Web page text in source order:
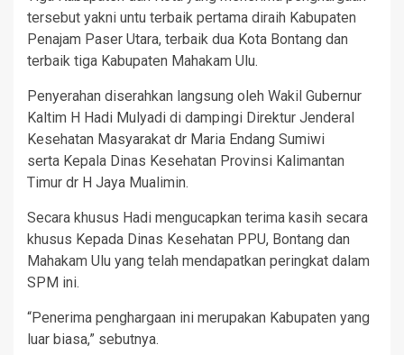
tersebut yakni untu terbaik pertama diraih Kabupaten
Penajam Paser Utara, terbaik dua Kota Bontang dan
terbaik tiga Kabupaten Mahakam Ulu.
Penyerahan diserahkan langsung oleh Wakil Gubernur
Kaltim H Hadi Mulyadi di dampingi Direktur Jenderal
Kesehatan Masyarakat dr Maria Endang Sumiwi
serta Kepala Dinas Kesehatan Provinsi Kalimantan
Timur dr H Jaya Mualimin.
Secara khusus Hadi mengucapkan terima kasih secara
khusus Kepada Dinas Kesehatan PPU, Bontang dan
Mahakam Ulu yang telah mendapatkan peringkat dalam
SPM ini.
“Penerima penghargaan ini merupakan Kabupaten yang
luar biasa,” sebutnya.